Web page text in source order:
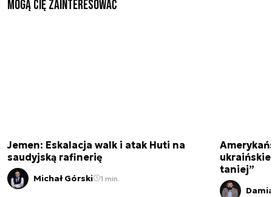
Mogą Cię zainteresować
Jemen: Eskalacja walk i atak Huti na
saudyjską rafinerię
Michał Górski 1 min.
taniej”